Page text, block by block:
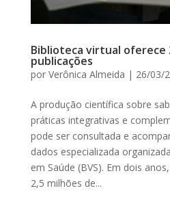
Biblioteca virtual oferece
publicações
por Verônica Almeida | 26/03/
A produção científica sobre
práticas integrativas e
pode ser consultada e
dados especializada
em Saúde (BVS). Em dois
2,5 milhões de...